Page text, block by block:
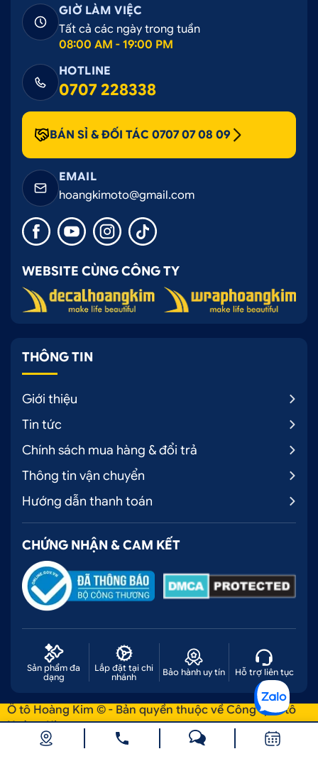
GIỜ LÀM VIỆC
Tất cả các ngày trong tuần
08:00 AM - 19:00 PM
HOTLINE
0707 228338
BÁN SỈ & ĐỐI TÁC 0707 07 08 09
EMAIL
hoangkimoto@gmail.com
WEBSITE CÙNG CÔNG TY
THÔNG TIN
Giới thiệu
Tin tức
Chính sách mua hàng & đổi trả
Thông tin vận chuyển
Hướng dẫn thanh toán
CHỨNG NHẬN & CAM KẾT
Sản phẩm đa
dạng
Lắp đặt tại chi
nhánh
Bảo hành uy tín Hỗ trợ liên tục
Ô tô Hoàng Kim © - Bản quyền thuộc về Công ty Ô tô
Hoàng Kim